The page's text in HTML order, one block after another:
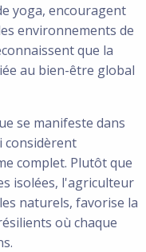
yoga, encouragent
environnements de
que la
au bien-être global
se manifeste dans
considèrent
complet. Plutôt que
isolées, l'agriculteur
naturels, favorise la
où chaque